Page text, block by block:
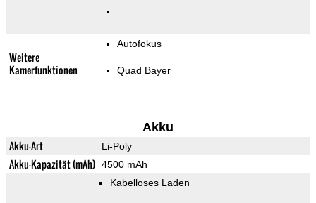
Weitere
Kamerfunktionen
Autofokus
Quad Bayer
Akku
Akku-Art Li-Poly
Akku-Kapazität (mAh) 4500 mAh
Kabelloses Laden